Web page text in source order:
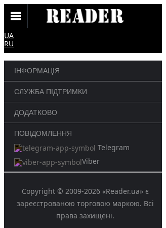
UA
RU
ІНФОРМАЦІЯ
СЛУЖБА ПІДТРИМКИ
ДОДАТКОВО
ПОВІДОМЛЕННЯ
Telegram
Viber
Copyright © 2009-2026 «Reader.ua» є
зареєстрованою торговою маркою. Всі
права захищені.